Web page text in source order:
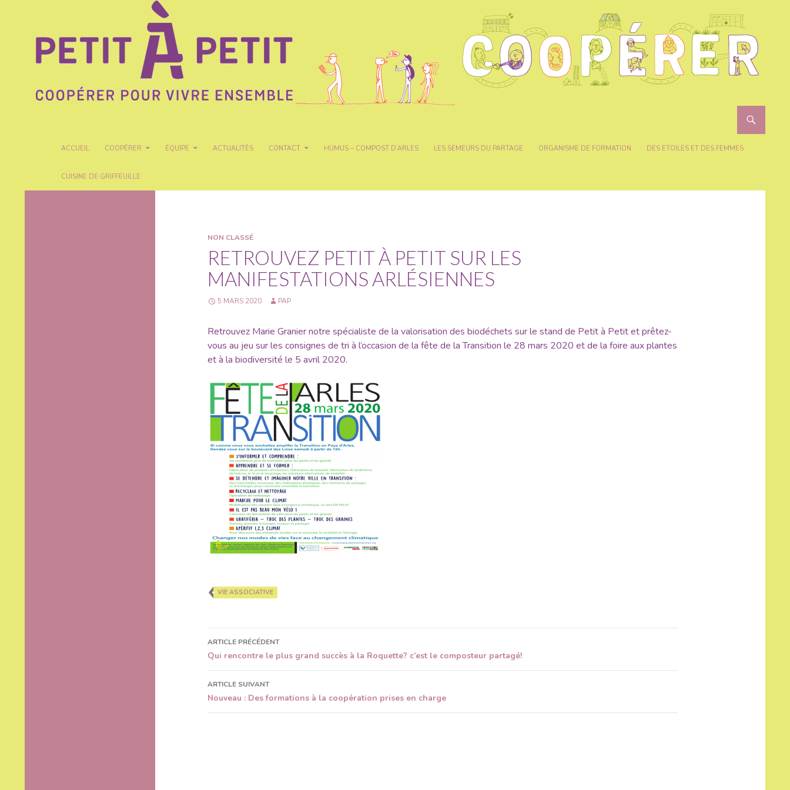
ACCUEIL
COOPÉRER ÉQUIPE ACTUALITÉS CONTACT HUMUS – COMPOST D’ARLES LES SEMEURS DU PARTAGE ORGANISME DE FORMATION DES ETOILES ET DES FEMMES
CUISINE DE GRIFFEUILLE
NON CLASSÉ
RETROUVEZ PETIT À PETIT SUR LES
MANIFESTATIONS ARLÉSIENNES
5 MARS 2020 PAP
Retrouvez Marie Granier notre spécialiste de la valorisation des biodéchets sur le stand de Petit à Petit et prêtez-
vous au jeu sur les consignes de tri à l’occasion de la fête de la Transition le 28 mars 2020 et de la foire aux plantes
et à la biodiversité le 5 avril 2020.
VIE ASSOCIATIVE
Navigation
des
articles
ARTICLE PRÉCÉDENT
Qui rencontre le plus grand succès à la Roquette? c’est le composteur partagé!
ARTICLE SUIVANT
Nouveau : Des formations à la coopération prises en charge